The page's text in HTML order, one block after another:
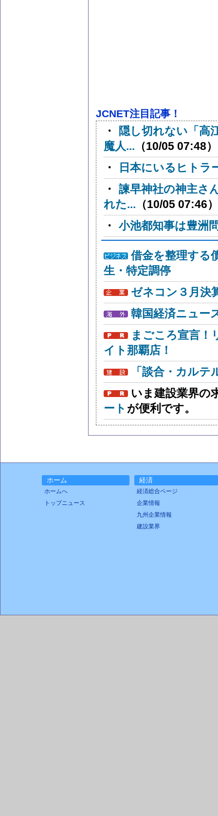
JCNET注目記事！
・
隠し切れない「高
魔人... （10/05 07:48）
・
日本にいるヒトラ
・ 諫早神社の神主さ
れた... （10/05 07:46）
・ 小池都知事は豊洲
借金を整理する
生・特定調停
ゼネコン３月決
韓国経済ニュー
まごころ宣言！
イト那覇店！
「談合・カル
いま建設業界の
ート が便利です。
ホーム
ホームへ
トップニュース
経済
経済総合ページ
企業情報
九州企業情報
建設業界